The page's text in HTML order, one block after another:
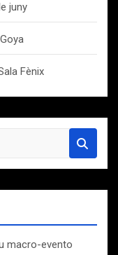
juny
Fènix
macro-evento